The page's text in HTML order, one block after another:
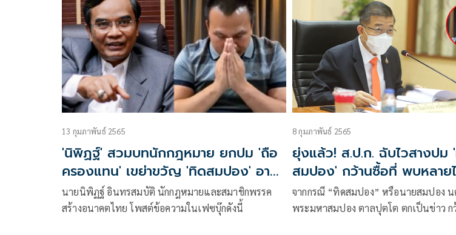
แลนด์บริดจ์
13 กุมภาพันธ์ 2565
'นิพิฏฐ์' สวมบทนักกฎหมาย ยกปม 'ถือ
ครองแทน' เขย่าขวัญ 'ทิดสมปอง' อาจ
จบไม่สวย
นายนิพิฏฐ์ อินทรสมบัติ นักกฎหมายและสมาชิกพรรค
สร้างอนาคตไทย โพสต์ข้อความในเฟซบุ๊กดังนี้
8 กุมภาพันธ์ 2565
ยุ่งแล้ว! ส.ป.ก. ฉับไวสางปม
สมปอง' กว้านซื้อที่ พบหลาย
ปฏูิรูปที่ดิน
จากกรณี “ทิดสมปอง” หรือนายสมปอง น
พระมหาสมปอง ตาลปุตโต ตกเป็นข่าว กว้านซื้อที่ดิน